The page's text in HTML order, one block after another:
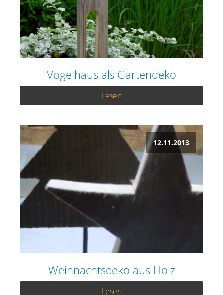
Vogelhaus als Gartendeko
Lesen
12.11.2013
Weihnachtsdeko aus Holz
Lesen